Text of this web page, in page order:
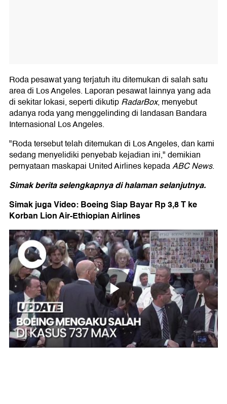
Roda pesawat yang terjatuh itu ditemukan di salah satu
area di Los Angeles. Laporan pesawat lainnya yang ada
di sekitar lokasi, seperti dikutipRadarBox, menyebut
adanya roda yang menggelinding di landasan Bandara
Internasional Los Angeles.
"Roda tersebut telah ditemukan di Los Angeles, dan kami
sedang menyelidiki penyebab kejadian ini," demikian
pernyataan maskapai United Airlines kepadaABC News.
Simak berita selengkapnya di halaman selanjutnya.
Simak juga Video: Boeing Siap Bayar Rp 3,8 T ke
Korban Lion Air-Ethiopian Airlines